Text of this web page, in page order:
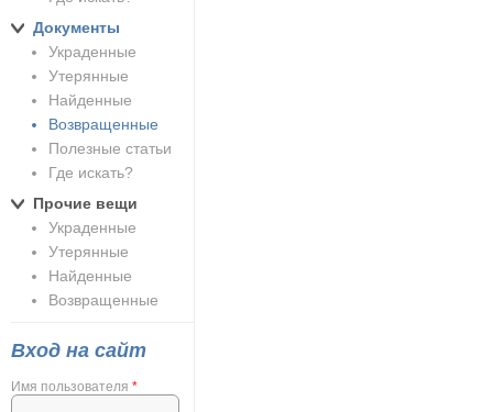
Документы
Украденные
Утерянные
Найденные
Возвращенные
Полезные статьи
Где искать?
Прочие вещи
Украденные
Утерянные
Найденные
Возвращенные
Вход на сайт
Имя пользователя *